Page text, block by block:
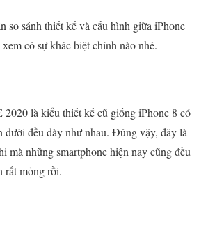
so sánh thiết kế và cấu hình giữa iPhone
có sự khác biệt chính nào nhé.
là kiểu thiết kế cũ giống iPhone 8 có
dưới đều dày như nhau. Đúng vậy, đây là
mà những smartphone hiện nay cũng đều
rất mỏng rồi.